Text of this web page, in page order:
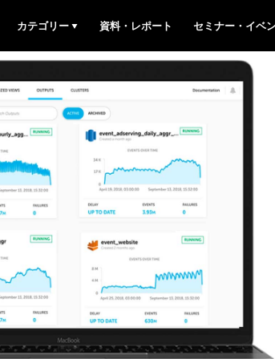
カテゴリー 資料・レポート セミナー・イベ